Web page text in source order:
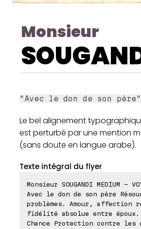
Monsieur
"Avec le don de son père"
Le bel alignement
est perturbé par une mention
(sans doute en langue arabe).
Texte intégral du flyer
Monsieur SOUGANDI MEDIUM -
Avec le don de son père
problèmes. Amour, affection
fidélité absolue entre époux.
Chance Protection contre les